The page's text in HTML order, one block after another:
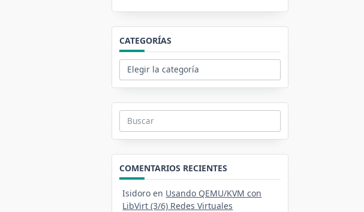
CATEGORÍAS
Categorías
Buscar:
COMENTARIOS RECIENTES
Isidoro en Usando QEMU/KVM con
LibVirt (3/6) Redes Virtuales